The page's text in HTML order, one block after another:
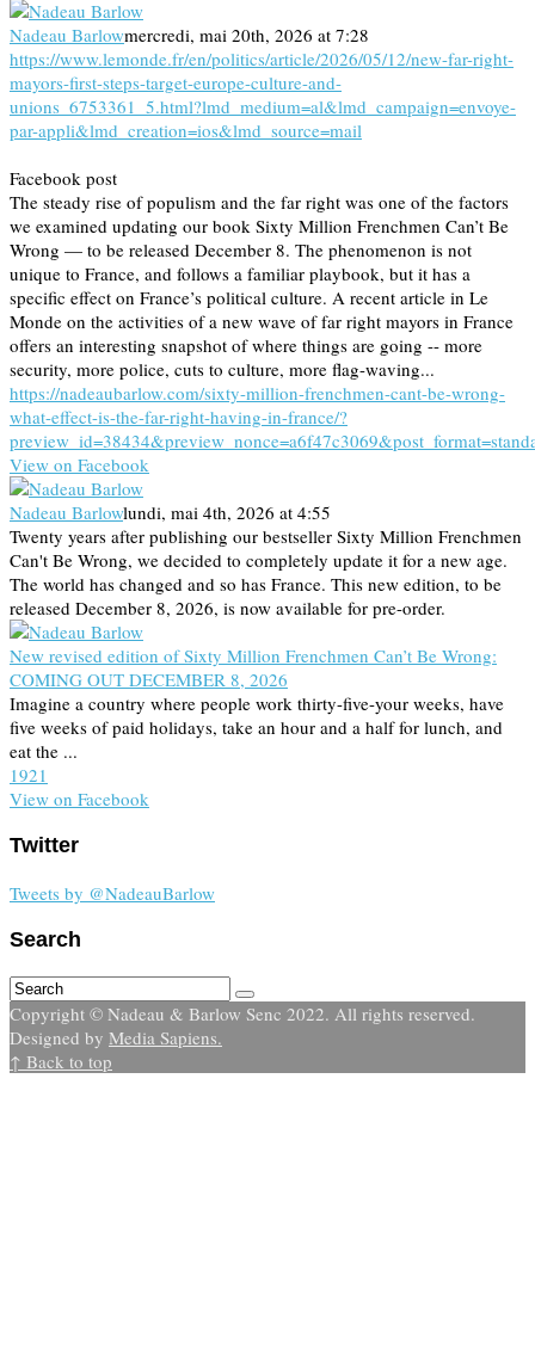
Nadeau Barlowmercredi, mai 20th, 2026 at 7:28
https://www.lemonde.fr/en/politics/article/2026/05/12/new-far-right-
mayors-first-steps-target-europe-culture-and-
unions_6753361_5.html?lmd_medium=al&lmd_campaign=envoye-
par-appli&lmd_creation=ios&lmd_source=mail
Facebook post
The steady rise of populism and the far right was one of the factors
we examined updating our book Sixty Million Frenchmen Can’t Be
Wrong — to be released December 8. The phenomenon is not
unique to France, and follows a familiar playbook, but it has a
specific effect on France’s political culture. A recent article in Le
Monde on the activities of a new wave of far right mayors in France
offers an interesting snapshot of where things are going -- more
security, more police, cuts to culture, more flag-waving...
https://nadeaubarlow.com/sixty-million-frenchmen-cant-be-wrong-
what-effect-is-the-far-right-having-in-france/?
View on Facebook
Nadeau Barlowlundi, mai 4th, 2026 at 4:55
Twenty years after publishing our bestseller Sixty Million Frenchmen
Can't Be Wrong, we decided to completely update it for a new age.
The world has changed and so has France. This new edition, to be
released December 8, 2026, is now available for pre-order.
New revised edition of Sixty Million Frenchmen Can’t Be Wrong:
COMING OUT DECEMBER 8, 2026
Imagine a country where people work thirty-five-your weeks, have
five weeks of paid holidays, take an hour and a half for lunch, and
eat the ...
1921
View on Facebook
Twitter
Tweets by @NadeauBarlow
Search
Copyright © Nadeau & Barlow Senc 2022. All rights reserved.
Designed by Media Sapiens.
↑ Back to top